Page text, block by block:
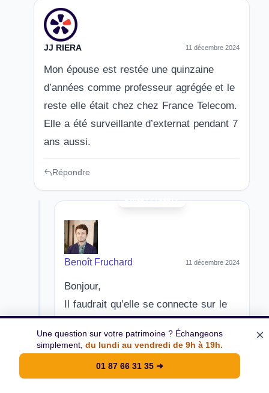
JJ RIERA 11 décembre 2024
Mon épouse est restée une quinzaine
d’années comme professeur agrégée et le
reste elle était chez chez France Telecom.
Elle a été surveillante d’externat pendant 7
ans aussi.
Répondre
Benoît Fruchard 11 décembre 2024
Bonjour,
Il faudrait qu’elle se connecte sur le
siteinfo-retraitepour avoir une
visibilité sur sa situation et les
Une question sur votre patrimoine ? Échangeons
simplement, du lundi au vendredi de 9h à 19h.
01 87 66 31 35 ➜
×